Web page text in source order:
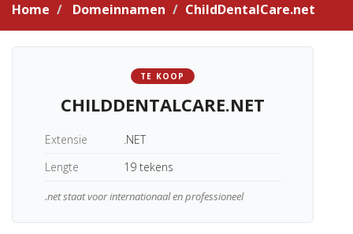
g
a
t
Home Domeinnamen ChildDentalCare.net
TE KOOP
CHILDDENTALCARE.NET
Extensie
.NET
Lengte
19 tekens
.net staat voor internationaal en professioneel